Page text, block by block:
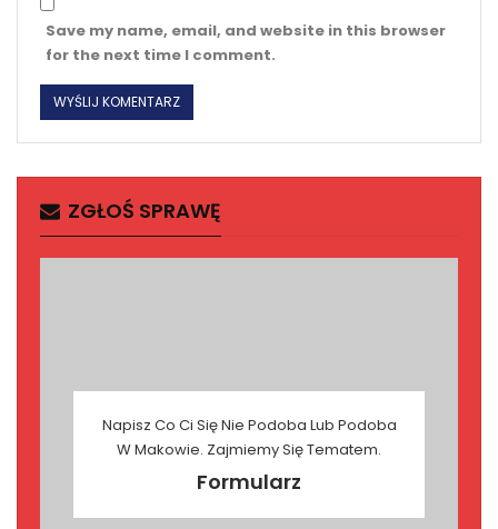
Save my name, email, and website in this browser
for the next time I comment.
ZGŁOŚ SPRAWĘ
Napisz Co Ci Się Nie Podoba Lub Podoba
W Makowie. Zajmiemy Się Tematem.
Formularz